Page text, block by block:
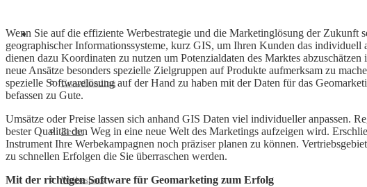
Weitere
Crowdfunding
Recht
Werbespots
Wenn Sie auf die effiziente Werbestrategie und die Marketinglösung der
geographischer Informationssysteme, kurz GIS, um Ihren Kunden das
dienen dazu Koordinaten zu nutzen um Potenzialdaten des Marktes
neue Ansätze besonders spezielle Zielgruppen auf Produkte aufmerksam zu
spezielle Softwarelösung auf der Hand zu haben mit der Daten für das
befassen zu Gute.
Umsätze oder Preise lassen sich anhand GIS Daten viel individueller anpassen.
bester Qualität den Weg in eine neue Welt des Marketings aufzeigen wird.
Instrument Ihre Werbekampagnen noch präziser planen zu können.
zu schnellen Erfolgen die Sie überraschen werden.
Mit der richtigen Software für Geomarketing zum Erfolg